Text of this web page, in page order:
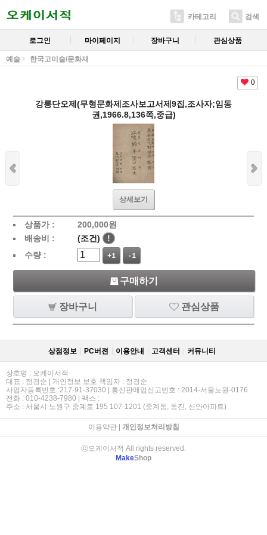
카테고리 검색
로그인 마이페이지 장바구니 관심상품
예술 한국고미술/문화재
0
강릉단오제(무형문화제조사보고서제9집,조사자;임동
권,1966.8,136쪽,중급)
상세보기
상품가 : 200,000원
배송비 :
(조건)
!
수량 :
+1 -1
구매하기
장바구니 관심상품
상점정보 PC버젼 이용안내 고객센터 커뮤니티
상호명 : 오케이서적
대표 : 정경순 | 개인정보 보호 책임자 : 정경순
사업자등록번호 :217-91-37030 | 통신판매업신고번호 : 2014-서울노원-0176
전화 : 010-4238-7980 | 팩스 :
주소 : 서울시 노원구 중계로 195 107-1201 (중계동, 동진, 신안아파트)
이용약관| 개인정보처리방침
ⓒ오케이서적 All rights reserved.
MakeShop